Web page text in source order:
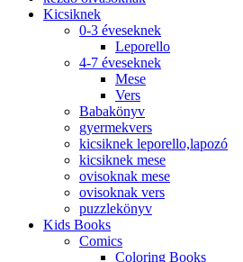
Kicsiknek
0-3 éveseknek
Leporello
4-7 éveseknek
Mese
Vers
Babakönyv
gyermekvers
kicsiknek leporello,lapozó
kicsiknek mese
ovisoknak mese
ovisoknak vers
puzzlekönyv
Kids Books
Comics
Coloring Books